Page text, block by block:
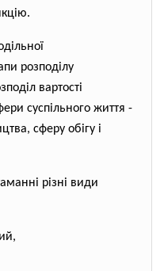
розподілу
вартості
суспільного життя -
сферу обігу і
різні види